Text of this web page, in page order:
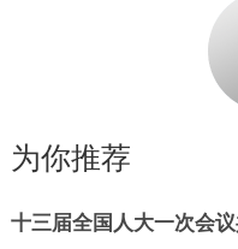
为你推荐
十三届全国人大一次会